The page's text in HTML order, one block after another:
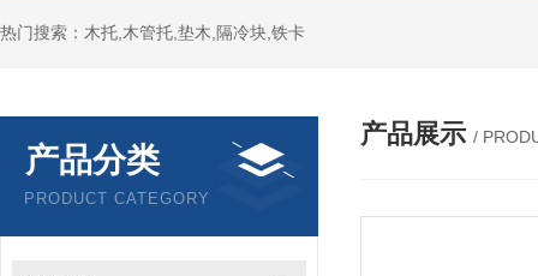
热门搜索：木托,木管托,垫木,隔冷块,铁卡
产品分类
PRODUCT CATEGORY
产品展示 /